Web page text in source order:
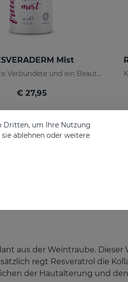
Mist
Der perfekte Verbündete und ein Beauty-Booster, den Sie immer zur Hand haben
€ 27,95
aus der Weintraube.
regt Resveratrol die
der Hautalterung und
Dritten, um Ihre Nutzung
ablehnen oder weitere